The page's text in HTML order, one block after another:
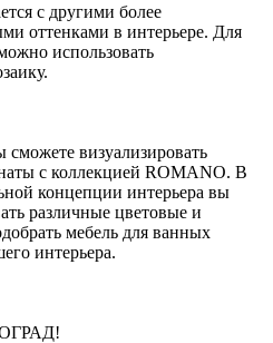
с другими более
оттенками в интерьере. Для
использовать
визуализировать
с коллекцией ROMANO. В
концепции интерьера вы
различные цветовые и
мебель для ванных
интерьера.